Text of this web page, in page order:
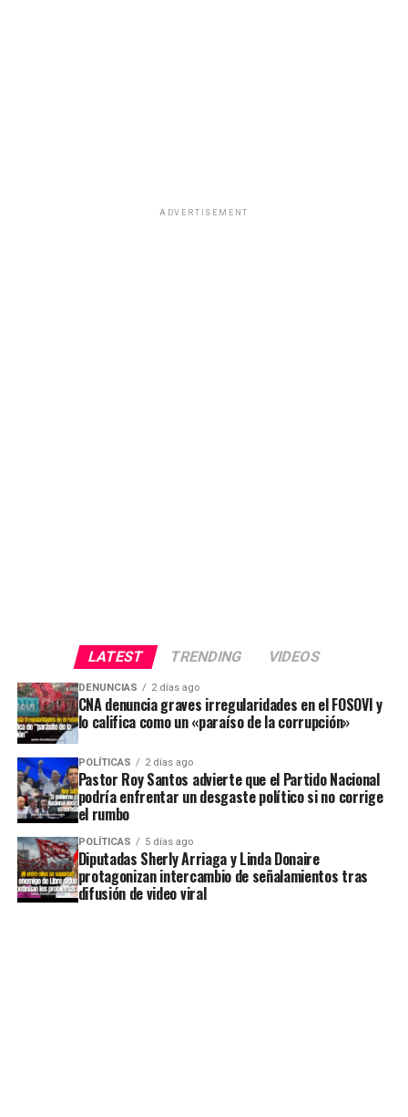
ADVERTISEMENT
LATEST TRENDING VIDEOS
DENUNCIAS 2 días ago
CNA denuncia graves irregularidades en el FOSOVI y
lo califica como un «paraíso de la corrupción»
POLÍTICAS 2 días ago
Pastor Roy Santos advierte que el Partido Nacional
podría enfrentar un desgaste político si no corrige
el rumbo
POLÍTICAS 5 días ago
Diputadas Sherly Arriaga y Linda Donaire
protagonizan intercambio de señalamientos tras
difusión de video viral